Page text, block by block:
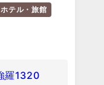
ホテル・旅館
羅1320